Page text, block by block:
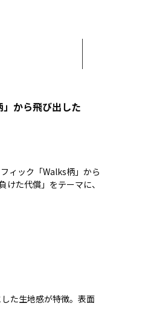
から飛び出した
ィック「Walks柄」から
た代償」をテーマに、
た生地感が特徴。表面